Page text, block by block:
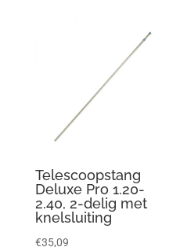
Telescoopstang
Deluxe Pro 1.20-
2.40, 2-delig met
knelsluiting
€35,09